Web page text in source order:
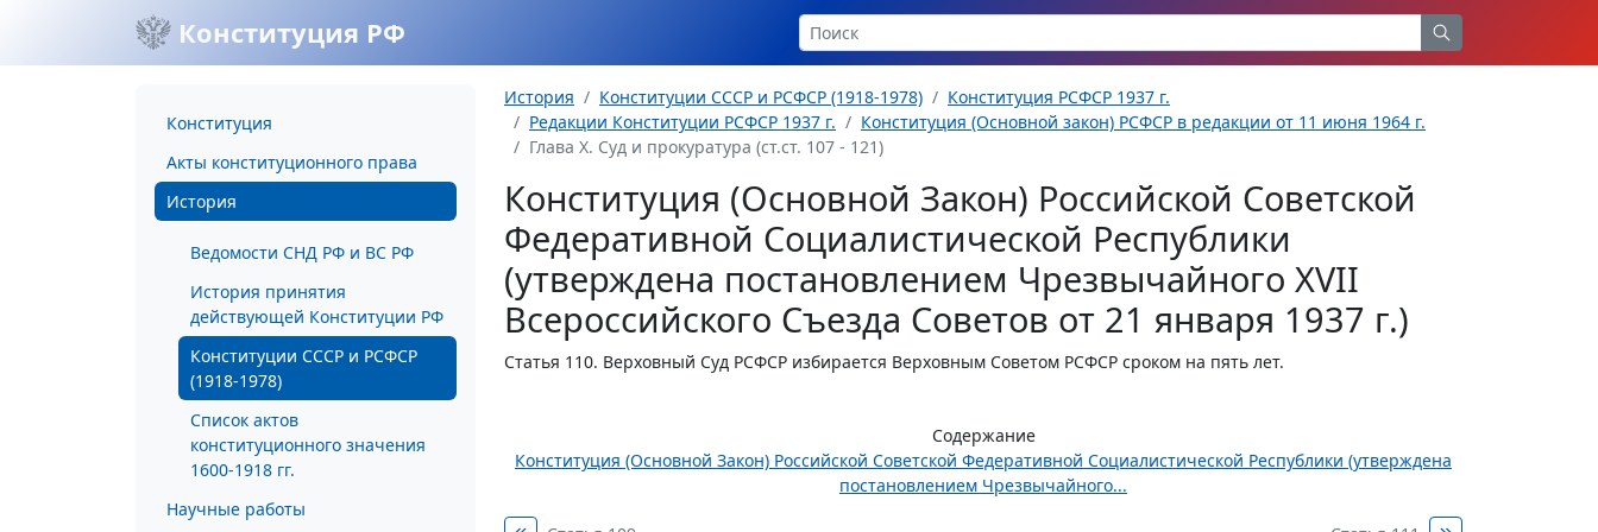
Конституция РФ
Конституция
Акты конституционного права
История
Ведомости СНД РФ и ВС РФ
История принятия
действующей Конституции РФ
Конституции СССР и РСФСР
(1918-1978)
Список актов
конституционного значения
1600-1918 гг.
Научные работы
История Конституции СССР и РСФСР (1918-1978)
Конституция РСФСР 1937 г.
Редакции Конституции РСФСР 1937 г.
Конституция (Основной закон) РСФСР в редакции от 11 июня 1964 г.
Глава Х. Суд и прокуратура (ст.ст. 107 - 121)
Конституция (Основной Закон) Российской Советской
Федеративной Социалистической Республики
(утверждена постановлением Чрезвычайного XVII
Всероссийского Съезда Советов от 21 января 1937 г.)
Статья 110. Верховный Суд РСФСР избирается Верховным Советом РCФСР сроком на пять лет.
Содержание
Конституция (Основной Закон) Российской Советской Федеративной Социалистической Республики (утверждена
постановлением Чрезвычайного...